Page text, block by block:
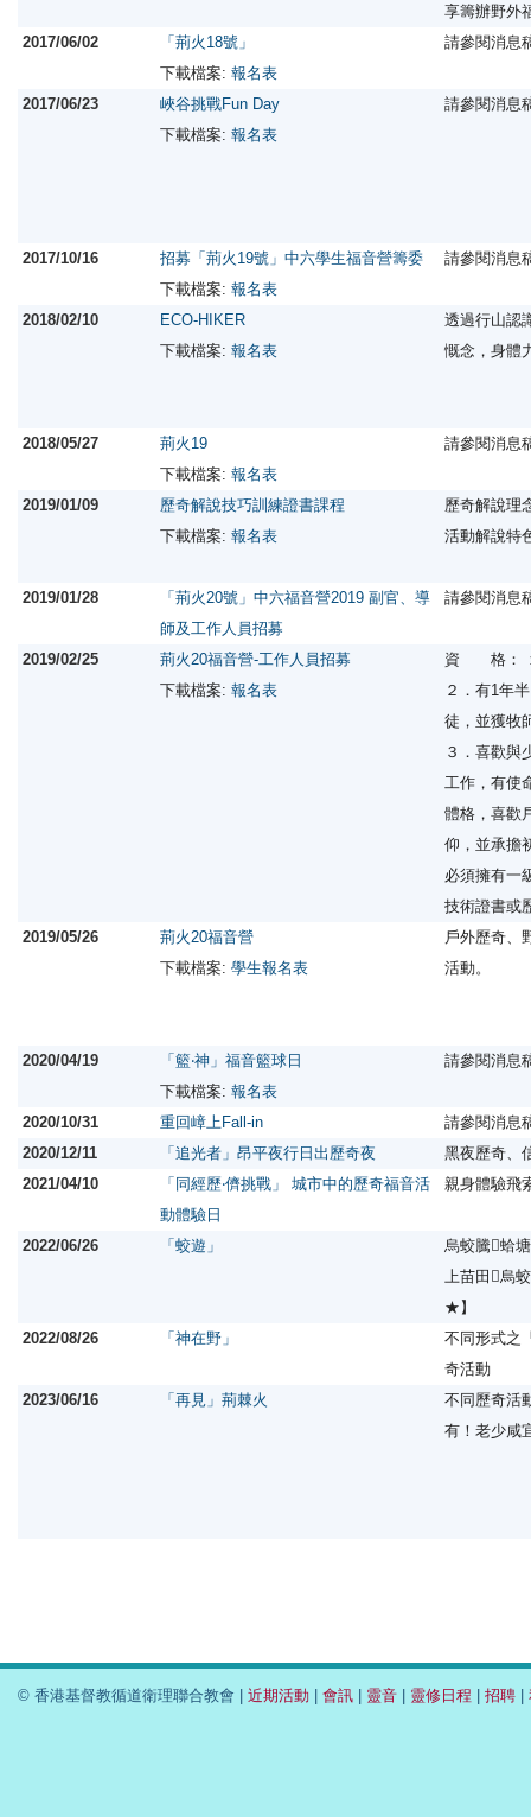
享籌辦野外
2017/06/02
「荊火18號」
下載檔案: 報名表
請參閱消息
2017/06/23
峽谷挑戰Fun Day
下載檔案: 報名表
請參閱消息
2017/10/16
招募「荊火19號」中六學生福音營籌委
下載檔案: 報名表
請參閱消息
2018/02/10
ECO-HIKER
下載檔案: 報名表
透過行山認
慨念，身體
2018/05/27
荊火19
下載檔案: 報名表
請參閱消息
2019/01/09
歷奇解說技巧訓練證書課程
下載檔案: 報名表
歷奇解說理
活動解說特
2019/01/28
「荊火20號」中六福音營2019 副官、導
師及工作人員招募
請參閱消息
2019/02/25
荊火20福音營-工作人員招募
下載檔案: 報名表
資 格： １
２．有1年
徒，並獲牧
３．喜歡與
工作，有使
體格，喜歡
仰，並承擔
必須擁有一
技術證書或
2019/05/26
荊火20福音營
下載檔案: 學生報名表
戶外歷奇、
活動。
2020/04/19
「籃‧神」福音籃球日
下載檔案: 報名表
請參閱消息
2020/10/31 重回嶂上Fall-in
請參閱消息
2020/12/11
「追光者」昂平夜行日出歷奇夜
黑夜歷奇、
2021/04/10
「同經歷‧儕挑戰」 城市中的歷奇福音活
動體驗日
親身體驗飛
2022/06/26 「蛟遊」
烏蛟騰蛤
上苗田烏
★】
2022/08/26
「神在野」
不同形式之
奇活動
2023/06/16
「再見」荊棘火
不同歷奇活
有！老少咸
© 香港基督教循道衛理聯合教會 | 近期活動 | 會訊 | 靈音 | 靈修日程 | 招聘 |